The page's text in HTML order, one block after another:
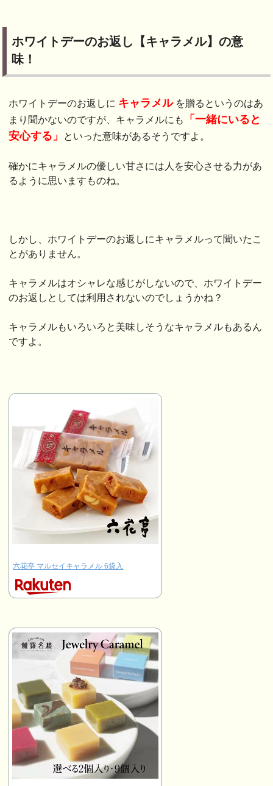
ホワイトデーのお返し【キャラメル】の意
味！
ホワイトデーのお返しに キャラメルを贈るというのはあ
まり聞かないのですが、キャラメルにも
「一緒にいると
安心する」
といった意味があるそうですよ。
確かにキャラメルの優しい甘さには人を安心させる力があ
るように思いますものね。
しかし、ホワイトデーのお返しにキャラメルって聞いたこ
とがありません。
キャラメルはオシャレな感じがしないので、ホワイトデー
のお返しとしては利用されないのでしょうかね？
キャラメルもいろいろと美味しそうなキャラメルもあるん
ですよ。
六花亭 マルセイキャラメル 6袋入